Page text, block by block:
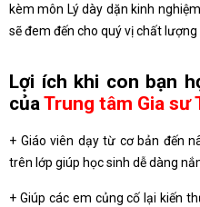
kèm môn Lý dày dặn kinh
sẽ đem đến cho quý vị chất
Lợi ích khi con bạn
củaTrung tâm Gia sư
+ Giáo viên dạy từ cơ bản đến
trên lớp giúp học sinh dễ dàng
+ Giúp các em củng cố lại kiến